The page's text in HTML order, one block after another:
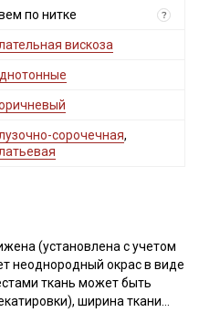
по нитке ?
вискоза
сорочечная,
(установлена с учетом
неоднородный окрас в виде
ткань может быть
ширина ткани